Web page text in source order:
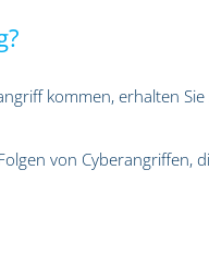
kommen, erhalten
von Cyberangriffen,